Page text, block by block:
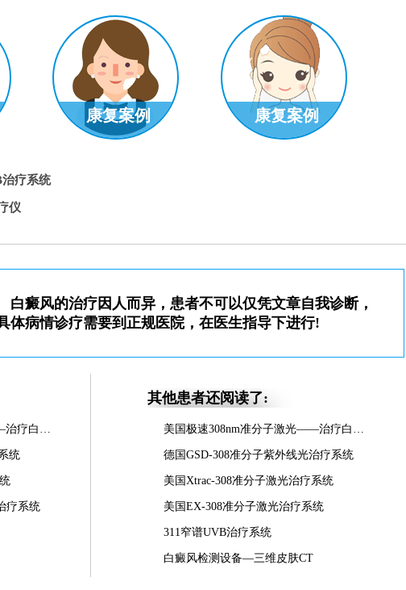
康复案例 康复案例
疗系统
仪
白癜风的治疗因人而异，患者不可以仅凭文章自我诊断，
体病情诊疗需要到正规医院，在医生指导下进行!
美国极速308nm准分子激光——治疗白癜风的核心技术
统
疗系统
其他患者还阅读了:
美国极速308nm准分子激光——治疗白癜风的核心技术
德国GSD-308准分子紫外线光治疗系统
美国Xtrac-308准分子激光治疗系统
美国EX-308准分子激光治疗系统
311窄谱UVB治疗系统
白癜风检测设备—三维皮肤CT